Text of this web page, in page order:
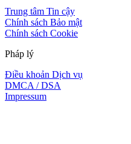
Trung tâm Tin cậy
Chính sách Bảo mật
Chính sách Cookie
Pháp lý
Điều khoản Dịch vụ
DMCA / DSA
Impressum